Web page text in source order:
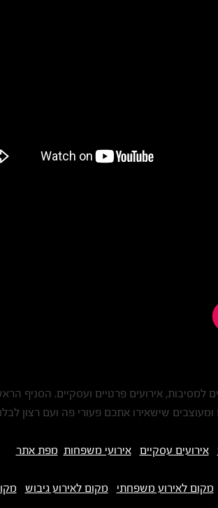
אירועים פרטיים ועסקיים. הסניף
שישאירו אתכם פעורי פה ועם רצון
אירועים עסקיים אירועי משפחות מפת אתר
מקום לאירוע משפחתי מקום לאירוע גיבוש